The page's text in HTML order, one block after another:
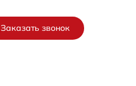
Заказать звонок